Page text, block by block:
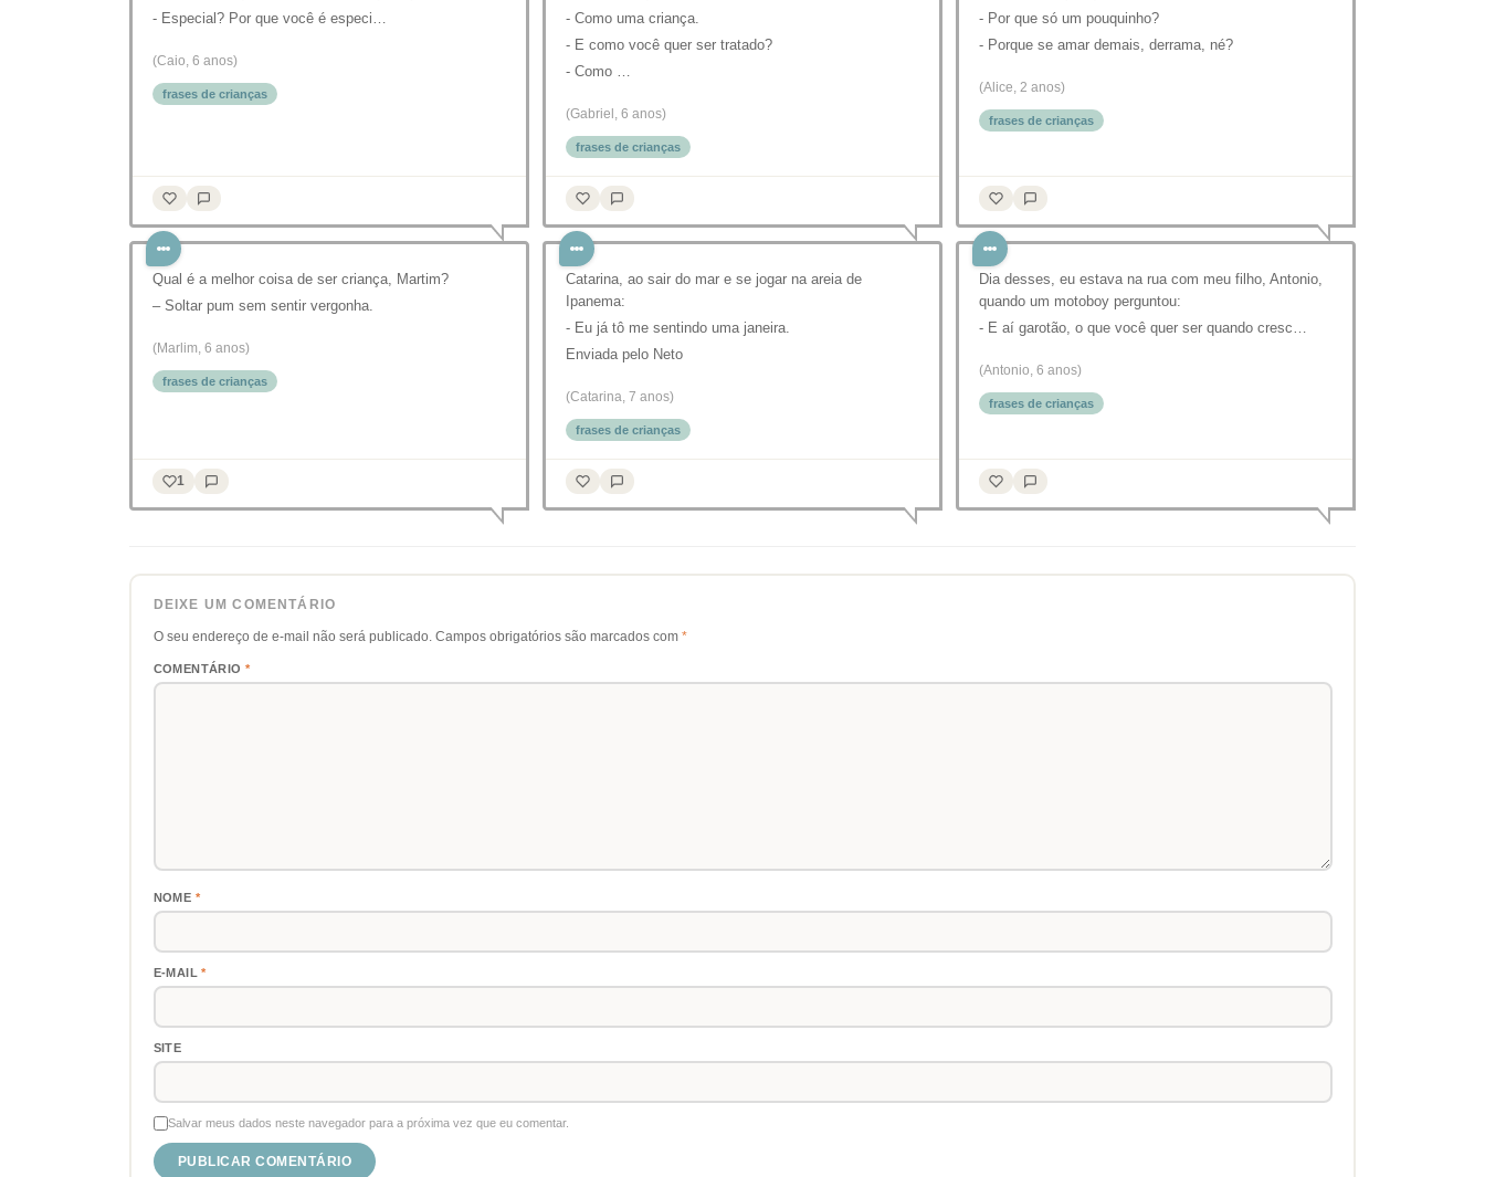
- Especial? Por que você é especi…
(Caio, 6 anos)
frases de crianças
- Como uma criança.
- E como você quer ser tratado?
- Como …
(Gabriel, 6 anos)
frases de crianças
- Por que só um pouquinho?
- Porque se amar demais, derrama, né?
(Alice, 2 anos)
frases de crianças
Qual é a melhor coisa de ser criança, Martim?
– Soltar pum sem sentir vergonha.
(Marlim, 6 anos)
frases de crianças
1
Catarina, ao sair do mar e se jogar na areia de
Ipanema:
- Eu já tô me sentindo uma janeira.
Enviada pelo Neto
(Catarina, 7 anos)
frases de crianças
Dia desses, eu estava na rua com meu filho, Antonio,
quando um motoboy perguntou:
- E aí garotão, o que você quer ser quando cresc…
(Antonio, 6 anos)
frases de crianças
DEIXE UM COMENTÁRIO
O seu endereço de e-mail não será publicado. Campos obrigatórios são marcados com *
COMENTÁRIO *
NOME *
E-MAIL*
SITE
Salvar meus dados neste navegador para a próxima vez que eu comentar.